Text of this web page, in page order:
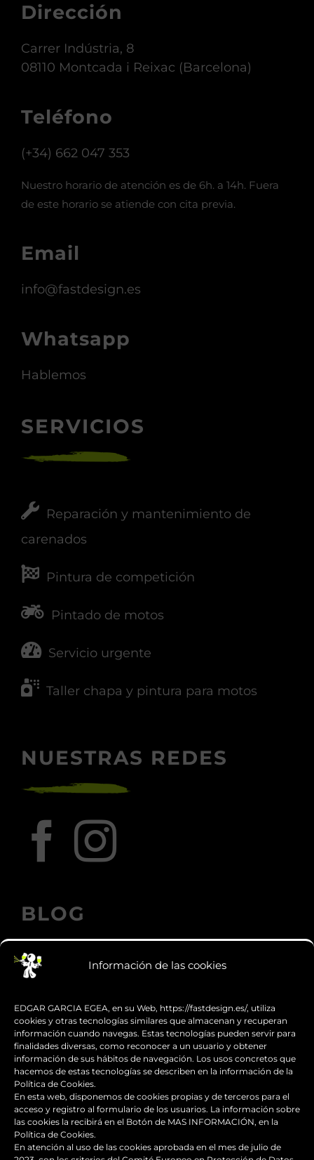
Información de las cookies
EDGAR GARCIA EGEA, en su Web, https://fastdesign.es/, utiliza
cookies y otras tecnologías similares que almacenan y recuperan
información cuando navegas. Estas tecnologías pueden servir para
finalidades diversas, como reconocer a un usuario y obtener
información de sus hábitos de navegación. Los usos concretos que
hacemos de estas tecnologías se describen en la información de la
Política de Cookies.
En esta web, disponemos de cookies propias y de terceros para el
acceso y registro al formulario de los usuarios. La información sobre
las cookies la recibirá en el Botón de MAS INFORMACIÓN, en la
Política de Cookies.
En atención al uso de las cookies aprobada en el mes de julio de
Dirección
Carrer Indústria, 8
08110 Montcada i Reixac (Barcelona)
Teléfono
(+34) 662 047 353
Nuestro horario de atención es de 6h. a 14h. Fuera
de este horario se atiende con cita previa.
Email
info@fastdesign.es
Whatsapp
Hablemos
SERVICIOS
Reparación y mantenimiento de
carenados
Pintura de competición
Pintado de motos
Servicio urgente
Taller chapa y pintura para motos
NUESTRAS REDES
BLOG
que transforman el diseño
Guía de supervivencia: qué hacer con tu
moto tras una caída
¿Qué es y para qué sirve el carenado de
una moto?
Seguridad en moto para